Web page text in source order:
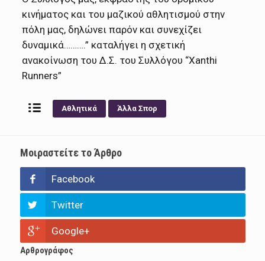
κινήματος και του μαζικού αθλητισμού στην
πόλη μας, δηλώνει παρόν και συνεχίζει
δυναμικά……….” καταλήγει η σχετική
ανακοίνωση του Δ.Σ. του Συλλόγου “Xanthi
Runners”
Αθλητικά Άλλα Σπορ
Μοιραστείτε το Άρθρο
Facebook
Twitter
Google+
Αρθρογράφος